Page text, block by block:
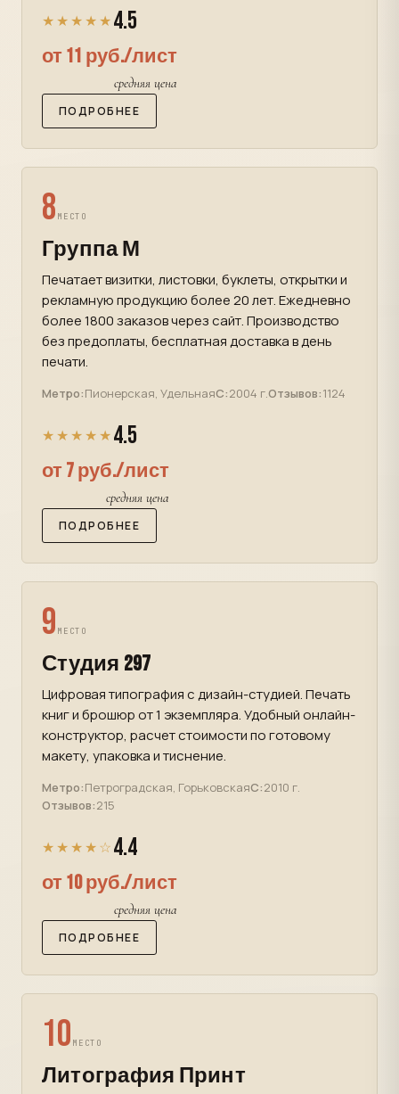
★★★★★ 4.5
от 11 руб./лист
средняя цена
ПОДРОБНЕЕ
8 МЕСТО
Группа М
Печатает визитки, листовки, буклеты, открытки и
рекламную продукцию более 20 лет. Ежедневно
более 1800 заказов через сайт. Производство
без предоплаты, бесплатная доставка в день
печати.
Метро:Пионерская, УдельнаяС:2004 г.Отзывов:1124
★★★★★ 4.5
от 7 руб./лист
средняя цена
ПОДРОБНЕЕ
9 МЕСТО
Студия 297
Цифровая типография с дизайн-студией. Печать
книг и брошюр от 1 экземпляра. Удобный онлайн-
конструктор, расчет стоимости по готовому
макету, упаковка и тиснение.
Метро:Петроградская, ГорьковскаяС:2010 г.
Отзывов:215
★★★★☆ 4.4
от 10 руб./лист
средняя цена
ПОДРОБНЕЕ
10 МЕСТО
Литография Принт